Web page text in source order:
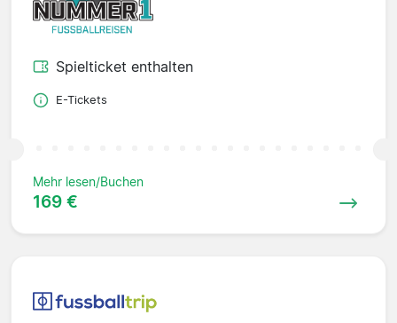
Spielticket enthalten
E-Tickets
Mehr lesen/Buchen
169 €